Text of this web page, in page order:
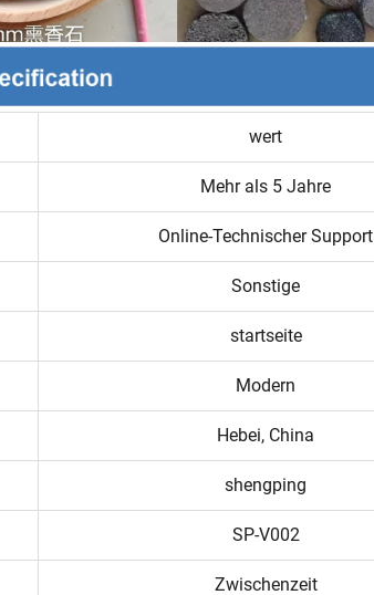
wert
Mehr als 5 Jahre
Online-Technischer Support
Sonstige
startseite
Modern
Hebei, China
shengping
SP-V002
Zwischenzeit